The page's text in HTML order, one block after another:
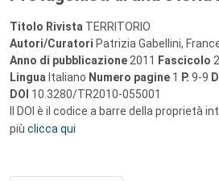
Titolo Rivista TERRITORIO
Autori/Curatori Patrizia Gabellini,
Anno di pubblicazione 2011 Fascicolo
Lingua Italiano Numero pagine 1 P. 9-9
DOI 10.3280/TR2010-055001
Il DOI è il codice a barre della proprietà
più clicca qui